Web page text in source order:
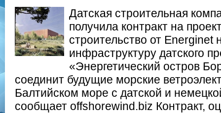
Датская строительная
получила контракт на
строительство от Energinet
инфраструктуру датского
«Энергетический остров
соединит будущие морские
Балтийском море с датской и
сообщает offshorewind.biz Контракт,